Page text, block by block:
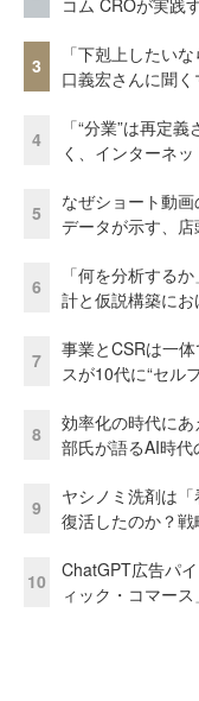
3
「下剋上したい
口義宏さんに聞
4
「“分業”は再定
く、インターネ
5
なぜショート動
データが示す、
6
「何を分析する
計と仮説構築に
7
事業とCSRは一
スが10代に“セル
8
効率化の時代に
部氏が語るAI時
9
ヤシノミ洗剤は
復活したのか？戦
10
ChatGPT広告パ
ィック・コマー